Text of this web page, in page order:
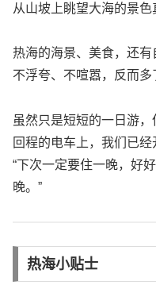
从山坡上眺望大海的景色
热海的海景、美食，还有
不浮夸、不喧嚣，反而多
虽然只是短短的一日游，
回程的电车上，我们已经
“下次一定要住一晚，好
晚。”
热海小贴士